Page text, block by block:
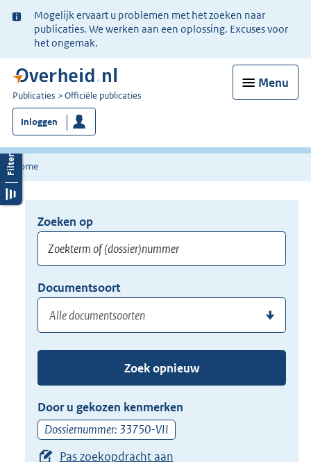
Ter
informatie:
Mogelijk ervaart u problemen met het zoeken naar
publicaties. We werken aan een oplossing. Excuses voor
het ongemak.
Menu
U
bent
nu
hier:
Publicaties Officiële publicaties
Inloggen
Home
Opnieuw
zoeken:
Zoeken op
of
(dossier)nummer
hier
uw
zoekterm
of
(dossier)nummer
in
Documentsoort
of
de
pijl
beneden
toets
Zoek opnieuw
Door u gekozen kenmerken
Dossiernummer: 33750-VII
Pas zoekopdracht aan